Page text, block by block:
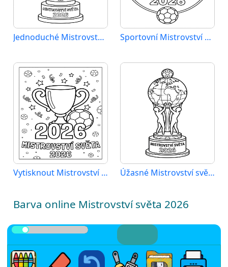
Jednoduché Mistrovství světa 2026 Sportovní Mistrovství světa 2026
Vytisknout Mistrovství světa 2026 Úžasné Mistrovství světa 2026
Barva online Mistrovství světa 2026